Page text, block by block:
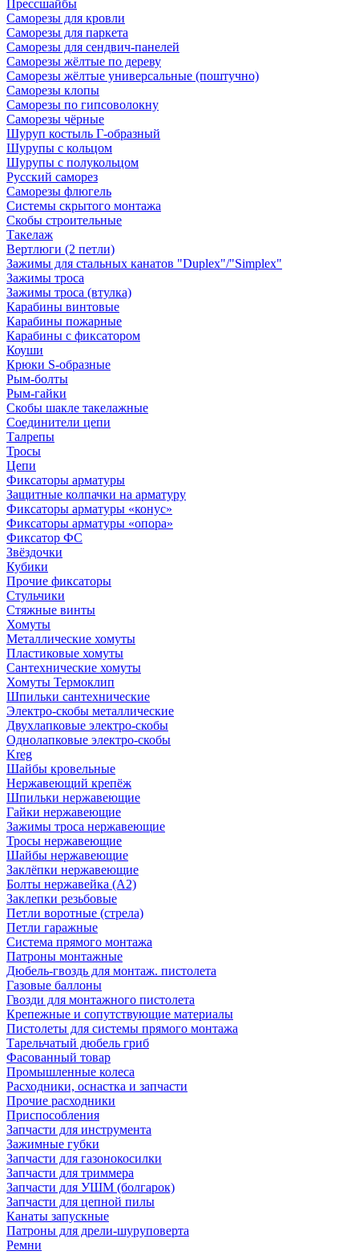
Прессшайбы
Саморезы для кровли
Саморезы для паркета
Саморезы для сендвич-панелей
Саморезы жёлтые по дереву
Саморезы жёлтые универсальные (поштучно)
Саморезы клопы
Саморезы по гипсоволокну
Саморезы чёрные
Шуруп костыль Г-образный
Шурупы с кольцом
Шурупы с полукольцом
Русский саморез
Саморезы флюгель
Системы скрытого монтажа
Скобы строительные
Такелаж
Вертлюги (2 петли)
Зажимы для стальных канатов "Duplex"/"Simplex"
Зажимы троса
Зажимы троса (втулка)
Карабины винтовые
Карабины пожарные
Карабины с фиксатором
Коуши
Крюки S-образные
Рым-болты
Рым-гайки
Скобы шакле такелажные
Соединители цепи
Талрепы
Тросы
Цепи
Фиксаторы арматуры
Защитные колпачки на арматуру
Фиксаторы арматуры «конус»
Фиксаторы арматуры «опора»
Фиксатор ФС
Звёздочки
Кубики
Прочие фиксаторы
Стульчики
Стяжные винты
Хомуты
Металлические хомуты
Пластиковые хомуты
Сантехнические хомуты
Хомуты Термоклип
Шпильки сантехнические
Электро-скобы металлические
Двухлапковые электро-скобы
Однолапковые электро-скобы
Kreg
Шайбы кровельные
Нержавеющий крепёж
Шпильки нержавеющие
Гайки нержавеющие
Зажимы троса нержавеющие
Тросы нержавеющие
Шайбы нержавеющие
Заклёпки нержавеющие
Болты нержавейка (А2)
Заклепки резьбовые
Петли воротные (стрела)
Петли гаражные
Система прямого монтажа
Патроны монтажные
Дюбель-гвоздь для монтаж. пистолета
Газовые баллоны
Гвозди для монтажного пистолета
Крепежные и сопутствующие материалы
Пистолеты для системы прямого монтажа
Тарельчатый дюбель гриб
Фасованный товар
Промышленные колеса
Расходники, оснастка и запчасти
Прочие расходники
Приспособления
Запчасти для инструмента
Зажимные губки
Запчасти для газонокосилки
Запчасти для триммера
Запчасти для УШМ (болгарок)
Запчасти для цепной пилы
Канаты запускные
Патроны для дрели-шуруповерта
Ремни